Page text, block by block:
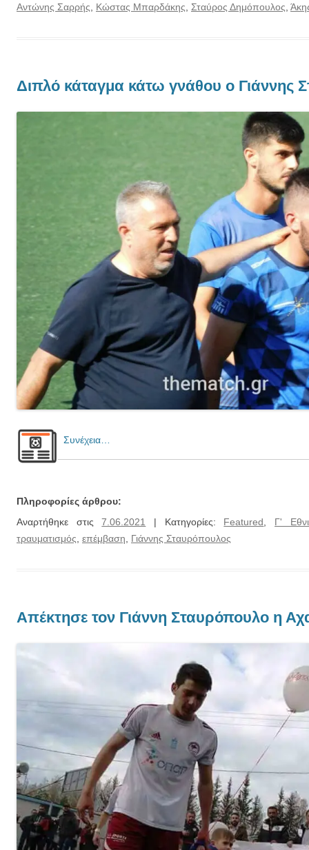
Αντώνης Σαρρής
Κώστας Μπαρδάκης Σταύρος Δημόπουλος
Διπλό κάταγμα κάτω γνάθου ο Γιάννης
Συνέχεια…
Πληροφορίες άρθρου:
Αναρτήθηκε στις7.06.2021 | Κατηγορίες: Featured, Γ'
τραυματισμός, επέμβαση, Γιάννης Σταυρόπουλος
Aπέκτησε τον Γιάννη Σταυρόπουλο η